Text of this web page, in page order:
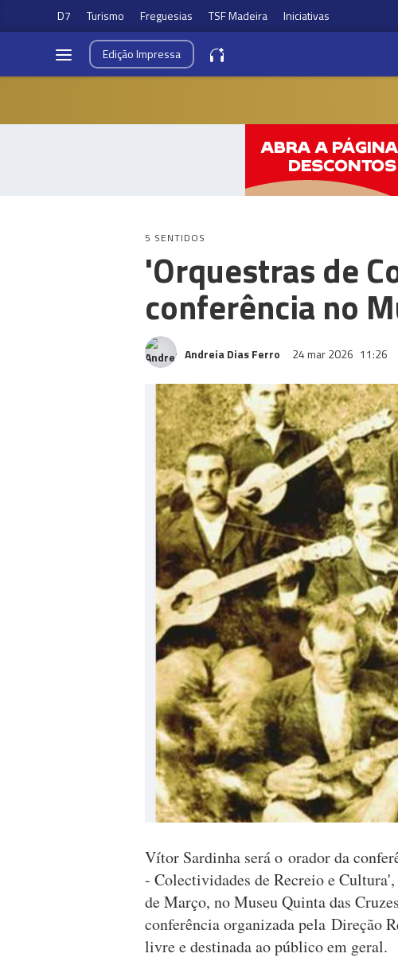
D7 Turismo Freguesias TSF Madeira Iniciativas
EdiçãoImpressa
5 SENTIDOS
'Orquestras de
conferência no
Andreia Dias Ferro 24 mar 2026 11:26
Vítor Sardinha será o orador da
- Colectividades de Recreio e
de Março, no Museu Quinta das
conferência organizada pela Direção
livre e destinada ao público em geral.